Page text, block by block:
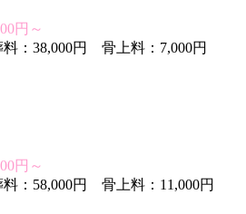
円～
料：38,000円 骨上料：7,000円
円～
料：58,000円 骨上料：11,000円